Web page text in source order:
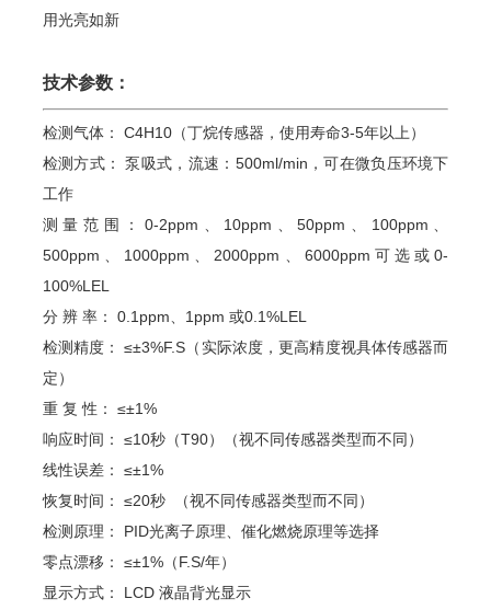
用光亮如新
技术参数：
检测气体： C4H10（丁烷传感器，使用寿命3-5年以上）
检测方式：
泵吸式，流速：500ml/min，可在微负压环境下
工作
测量范围： 0-2ppm 10ppm 、50ppm 100ppm
500ppm
1000ppm 2000ppm
6000ppm可选或0-
100%LEL
分 辨 率： 0.1ppm、 1ppm 或0.1%LEL
检测精度：
≤±3%F.S（实际浓度，更高精度视具体传感器而
定）
重 复 性：
≤±1%
响应时间：
≤10秒（T90）（视不同传感器类型而不同）
线性误差：
≤±1%
恢复时间：
≤20秒
（视不同传感器类型而不同）
检测原理：
PID光离子原理、催化燃烧原理等选择
零点漂移：
≤±1%（F.S/年）
显示方式：
LCD 液晶背光显示